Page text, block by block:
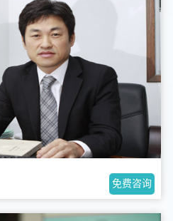
免费咨询